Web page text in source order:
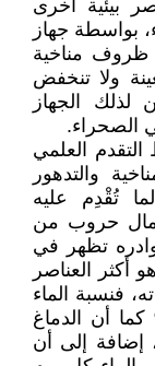
بيئية أخرى
بواسطة جهاز
ظروف مناخية
ولا تنخفض
لذلك الجهاز
الصحراء.
العلمي
والتدهور
تُقْدِم عليه
حروب من
تظهر في
أكثر العناصر
فنسبة الماء
تشكل ما يقرب من 80 % كما أن الدماغ
ماء، إضافة إلى أن